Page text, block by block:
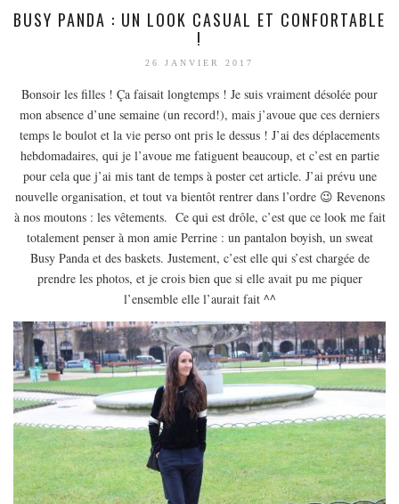
VOYAGES
SEYCHELLES
AMÉRIQUE
MEXIQUE
EUROPE
ESPAGNE
FRANCE
GRÈCE
ITALIE
PAYS BAS
RÉPUBLIQUE TCHÈQUE
OCÉANIE
AUSTRALIE
ARTICLES PRATIQUES
YOGA
BUSY PANDA : UN LOOK CASUAL ET CONFORTABLE
!
26 JANVIER 2017
Bonsoir les filles ! Ça faisait longtemps ! Je suis vraiment désolée pour
mon absence d’une semaine (un record!), mais j’avoue que ces derniers
temps le boulot et la vie perso ont pris le dessus ! J’ai des déplacements
hebdomadaires, qui je l’avoue me fatiguent beaucoup, et c’est en partie
pour cela que j’ai mis tant de temps à poster cet article. J’ai prévu une
nouvelle organisation, et tout va bientôt rentrer dans l’ordre 😉 Revenons
à nos moutons : les vêtements. Ce qui est drôle, c’est que ce look me fait
totalement penser à mon amie Perrine : un pantalon boyish, un sweat
Busy Panda et des baskets. Justement, c’est elle qui s’est chargée de
prendre les photos, et je crois bien que si elle avait pu me piquer
l’ensemble elle l’aurait fait ^^